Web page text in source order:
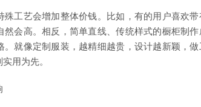
殊工艺会增加整体价钱。比如，有的用户喜欢
然会高。相反，简单直线、传统样式的橱柜制
就像定制服装，越精细越贵，设计越新颖，
用为先。